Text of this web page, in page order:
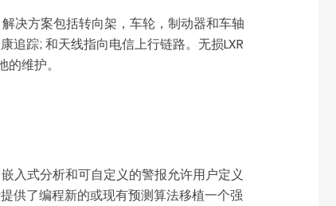
决方案包括转向架，车轮，制动器和车轴
追踪; 和天线指向电信上行链路。无损LXR
维护。
入式分析和可自定义的警报允许用户定义
供了编程新的或现有预测算法移植一个强